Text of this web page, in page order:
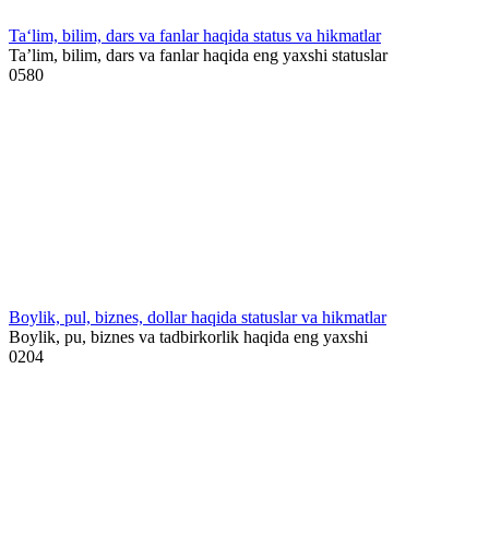
Ta‘lim, bilim, dars va fanlar haqida status va hikmatlar
Ta’lim, bilim, dars va fanlar haqida eng yaxshi statuslar
0580
Boylik, pul, biznes, dollar haqida statuslar va hikmatlar
Boylik, pu, biznes va tadbirkorlik haqida eng yaxshi
0204